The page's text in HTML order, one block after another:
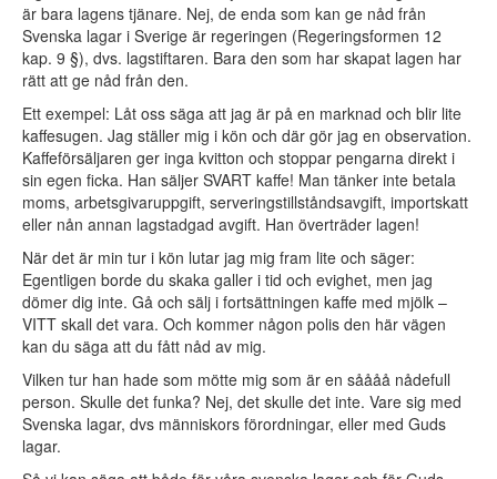
är bara lagens tjänare. Nej, de enda som kan ge nåd från
Svenska lagar i Sverige är regeringen (Regeringsformen 12
kap. 9 §), dvs. lagstiftaren. Bara den som har skapat lagen har
rätt att ge nåd från den.
Ett exempel: Låt oss säga att jag är på en marknad och blir lite
kaffesugen. Jag ställer mig i kön och där gör jag en observation.
Kaffeförsäljaren ger inga kvitton och stoppar pengarna direkt i
sin egen ficka. Han säljer SVART kaffe! Man tänker inte betala
moms, arbetsgivaruppgift, serveringstillståndsavgift, importskatt
eller nån annan lagstadgad avgift. Han överträder lagen!
När det är min tur i kön lutar jag mig fram lite och säger:
Egentligen borde du skaka galler i tid och evighet, men jag
dömer dig inte. Gå och sälj i fortsättningen kaffe med mjölk –
VITT skall det vara. Och kommer någon polis den här vägen
kan du säga att du fått nåd av mig.
Vilken tur han hade som mötte mig som är en såååå nådefull
person. Skulle det funka? Nej, det skulle det inte. Vare sig med
Svenska lagar, dvs människors förordningar, eller med Guds
lagar.